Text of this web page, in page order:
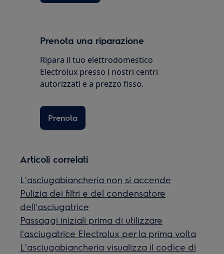
Prenota una riparazione
Ripara il tuo elettrodomestico
Electrolux presso i nostri centri
autorizzati e a prezzo fisso.
Prenota
Articoli correlati
L'asciugabiancheria non si accende
Pulizia dei filtri e del condensatore
dell'asciugatrice
Passaggi iniziali prima di utilizzare
l'asciugatrice Electrolux per la prima volta
L'asciugabiancheria visualizza il codice di